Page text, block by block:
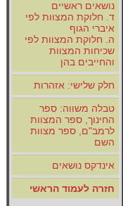
נושאים ראשיים
ד. חלוקת המצוות לפי
איברי הגוף
ה. חלוקת המצוות לפי
שכיחות המצוות
והחייבים בהן
חלק שלישי: אזהרות
טבלה משווה: ספר
החינוך, ספר המצוות
לרמב"ם, ספר מצוות
השם
אינדקס נושאים
חזרה לעמוד הראשי